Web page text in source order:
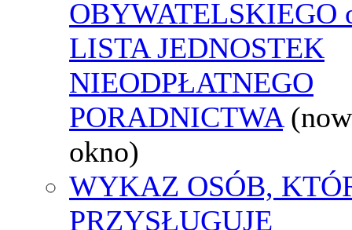
OBYWATELSKIEGO
LISTA JEDNOSTEK
NIEODPŁATNEGO
PORADNICTWA
okno)
WYKAZ OSÓB,
PRZYSŁUGUJE